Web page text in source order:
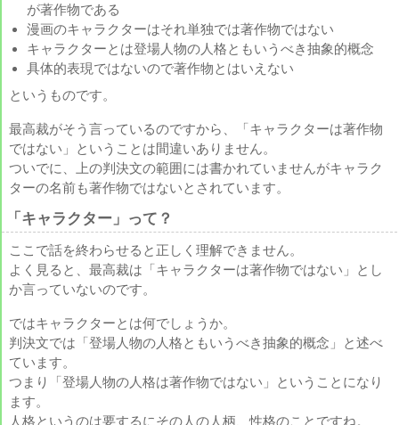
が著作物である
漫画のキャラクターはそれ単独では著作物ではない
キャラクターとは登場人物の人格ともいうべき抽象的概念
具体的表現ではないので著作物とはいえない
というものです。
最高裁がそう言っているのですから、「キャラクターは著作物
ではない」ということは間違いありません。
ついでに、上の判決文の範囲には書かれていませんがキャラク
ターの名前も著作物ではないとされています。
「キャラクター」って？
ここで話を終わらせると正しく理解できません。
よく見ると、最高裁は「キャラクターは著作物ではない」とし
か言っていないのです。
ではキャラクターとは何でしょうか。
判決文では「登場人物の人格ともいうべき抽象的概念」と述べ
ています。
つまり「登場人物の人格は著作物ではない」ということになり
ます。
人格というのは要するにその人の人柄、性格のことですね。